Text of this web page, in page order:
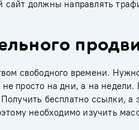
должны направлять
свободного времени.
просто на дни, а на недели.
бесплатно ссылки, а
необходимо изучить